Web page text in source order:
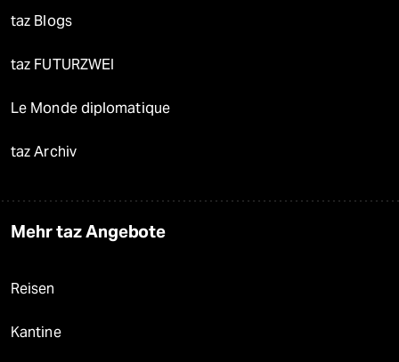
taz Blogs
taz FUTURZWEI
Le Monde diplomatique
taz Archiv
Mehr taz Angebote
Reisen
Kantine